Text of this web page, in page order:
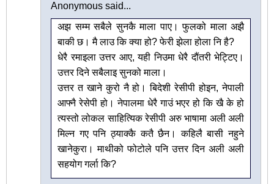
Anonymous said...
अझ सम्म सबैले सुनकै माला पाए। फुलको माला अझै
बाकी छ। मै लाउ कि क्या हो? फेरी झेला होला नि है?
धेरै रमाइला उत्तर आए, यही निउमा धेरै दौंतरी भेट्टिए।
उत्तर दिने सबैलाइ सुनको माला।
उत्तर त खाने कुरो नै हो। बिदेशी रेसीपी होइन, नेपाली
आफ्नै रेसेपी हो। नेपालमा धेरै गाउं भएर हो कि खै के हो
त्यस्तो लोकल साहित्यिक रेसीपी अरु भाषामा अली अली
मिल्न गए पनि ठ्याक्कै कतै छैन। कहिलै बासी नहुने
खानेकुरा। माथीको फोटोले पनि उत्तर दिन अली अली
सहयोग गर्ला कि?